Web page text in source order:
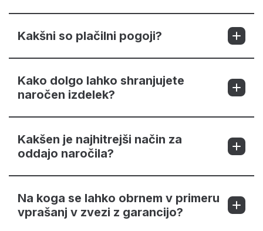
Kakšni so plačilni pogoji?
Kako dolgo lahko shranjujete
naročen izdelek?
Kakšen je najhitrejši način za
oddajo naročila?
Na koga se lahko obrnem v primeru
vprašanj v zvezi z garancijo?